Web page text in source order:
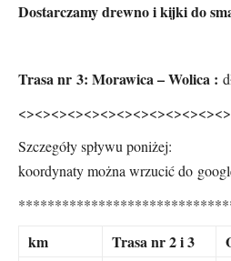
Dostarczamy drewno i kijki do
Trasa nr 3: Morawica – Wolica :
<><><><><><><><><><><><><>
Szczegóły spływu poniżej:
koordynaty można wrzucić do
km Trasa nr 2 i 3